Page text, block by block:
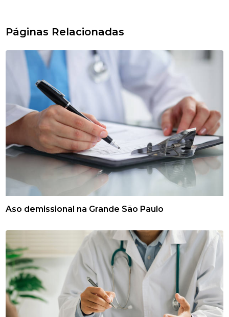
Páginas Relacionadas
Aso demissional na Grande São Paulo